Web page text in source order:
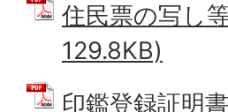
住民票の写し
129.8KB)
印鑑登録証明